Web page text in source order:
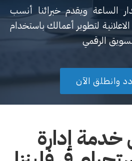
الساعة ويقدم خبرائنا أنسب
لتطوير أعمالك باستخدام
الرقمي
وانطلق الآن
إدارة